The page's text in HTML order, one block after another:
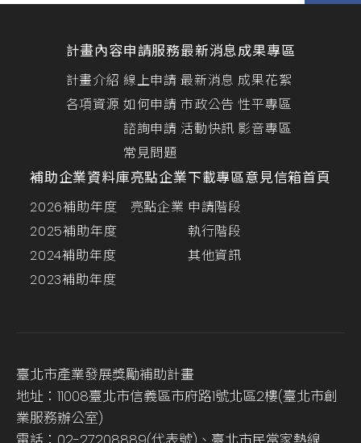
計畫內容
計畫介紹
各項資源
申請服務
線上申請
如何申請
諮詢申請
常見問題
最新消息
最新消息
市政公告
活動快訊
成果專區
成果花絮
性平專區
影音專區
補助企業資料庫
2026補助年度
2025補助年度
2024補助年度
2023補助年度
亮點企業
亮點企業
下載專區
申請階段
執行階段
其他資訊
意見信箱首頁
臺北市產業發展獎勵補助計畫
地址：11008臺北市信義區市府路1號北區2樓(臺北市創
業服務辦公室)